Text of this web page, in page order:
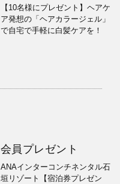
【10名様にプレゼント】ヘアケ
ア発想の「ヘアカラージェル」
で自宅で手軽に白髪ケアを！
会員プレゼント
ANAインターコンチネンタル石
垣リゾート【宿泊券プレゼン